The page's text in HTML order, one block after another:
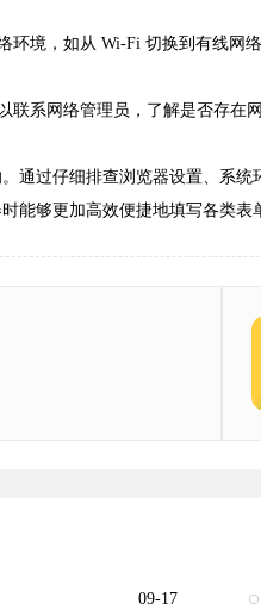
境，如从 Wi-Fi 切换到有线网
系网络管理员，了解是否存
通过仔细排查浏览器设置、系
能够更加高效便捷地填写各类表
09-17